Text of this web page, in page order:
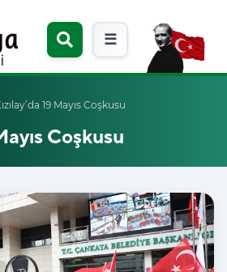
☰
19 Mayıs Coşkusu
Coşkusu